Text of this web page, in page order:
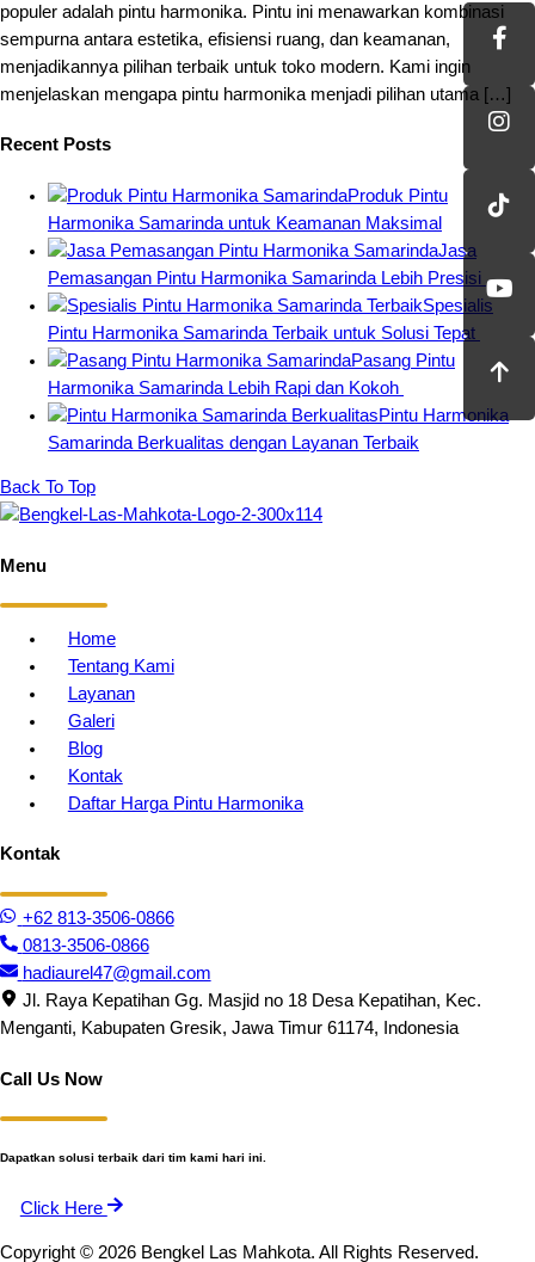
populer adalah pintu harmonika. Pintu ini menawarkan kombinasi
sempurna antara estetika, efisiensi ruang, dan keamanan,
menjadikannya pilihan terbaik untuk toko modern. Kami ingin
menjelaskan mengapa pintu harmonika menjadi pilihan utama […]
Recent Posts
Produk Pintu
Harmonika Samarinda untuk Keamanan Maksimal
Jasa
Pemasangan Pintu Harmonika Samarinda Lebih Presisi
Spesialis
Pintu Harmonika Samarinda Terbaik untuk Solusi Tepat
Pasang Pintu
Harmonika Samarinda Lebih Rapi dan Kokoh
Pintu Harmonika
Samarinda Berkualitas dengan Layanan Terbaik
Back To Top
Menu
Home
Tentang Kami
Layanan
Galeri
Blog
Kontak
Daftar Harga Pintu Harmonika
Kontak
+62 813-3506-0866
0813-3506-0866
hadiaurel47@gmail.com
Jl. Raya Kepatihan Gg. Masjid no 18 Desa Kepatihan, Kec.
Menganti, Kabupaten Gresik, Jawa Timur 61174, Indonesia
Call Us Now
Dapatkan solusi terbaik dari tim kami hari ini.
Click Here
Copyright © 2026 Bengkel Las Mahkota. All Rights Reserved.